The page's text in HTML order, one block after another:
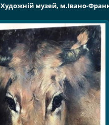
Художній музей, м.Івано-